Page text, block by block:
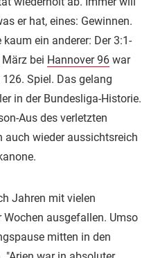
er hat, eines: Gewinnen.
ein anderer: Der 3:1-
bei Hannover 96 war
Spiel. Das gelang
in der Bundesliga-Historie.
Aus des verletzten
auch wieder aussichtsreich
Jahren mit vielen
ausgefallen. Umso
mitten in den